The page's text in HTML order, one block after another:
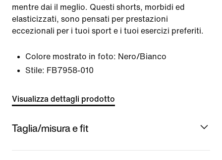
mentre dai il meglio. Questi shorts, morbidi ed
elasticizzati, sono pensati per prestazioni
eccezionali per i tuoi sport e i tuoi esercizi preferiti.
Colore mostrato in foto: Nero/Bianco
Stile: FB7958-010
Visualizza dettagli prodotto
Taglia/misura e fit